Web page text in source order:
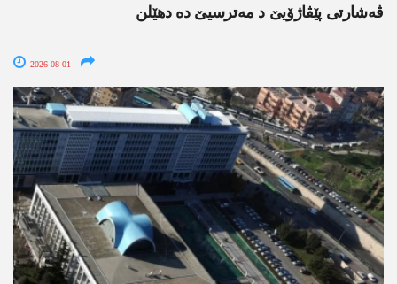
ڤەشارتی پێڤاژۆیێ د مەترسیێ دە دھێلن
2026-08-01